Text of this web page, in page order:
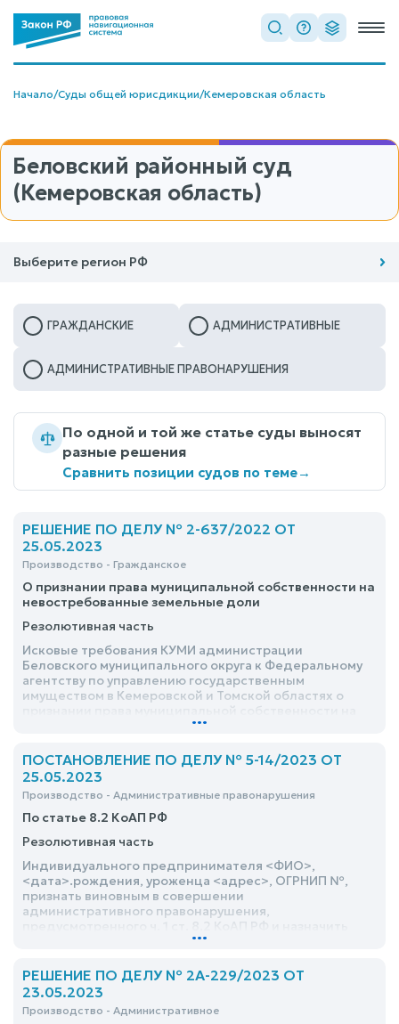
Начало/Суды общей юрисдикции/Кемеровская область
Беловский районный суд
(Кемеровская область)
Выберите регион РФ
ГРАЖДАНСКИЕ АДМИНИСТРАТИВНЫЕ
АДМИНИСТРАТИВНЫЕ ПРАВОНАРУШЕНИЯ
По одной и той же статье суды выносят
разные решения
Сравнить позиции судов по теме→
РЕШЕНИЕ ПО ДЕЛУ № 2-637/2022 ОТ
25.05.2023
Производство - Гражданское
О признании права муниципальной собственности на
невостребованные земельные доли
Резолютивная часть
Исковые требования КУМИ администрации
Беловского муниципального округа к Федеральному
агентству по управлению государственным
имуществом в Кемеровской и Томской областях о
невостребованные земельные доли, удовлетворить
...
ПОСТАНОВЛЕНИЕ ПО ДЕЛУ № 5-14/2023 ОТ
25.05.2023
Производство - Административные правонарушения
По статье 8.2 КоАП РФ
Резолютивная часть
Индивидуального предпринимателя <ФИО>,
<дата>.рождения, уроженца <адрес>, ОГРНИП №,
признать виновным в совершении
административного правонарушения,
предусмотренного ч. 1 ст. 8.2 КоАП РФ и назначить
наказание в виде предупреждения
...
РЕШЕНИЕ ПО ДЕЛУ № 2А-229/2023 ОТ
23.05.2023
Производство - Административное